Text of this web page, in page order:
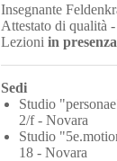
Insegnante
Attestato di qualità
Lezioniin presenza
Sedi
Studio
2/f - Novara
Studio
18 - Novara